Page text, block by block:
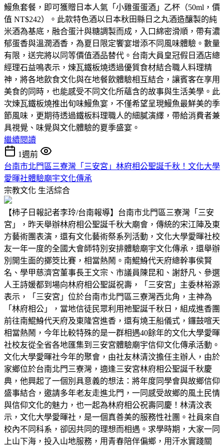
鰻魚套餐，即可獲贈日本人氣「小雞蛋蛋酒」乙杯（50ml，價
值 NT$242）。此款特色酒以日本秋田縣日之丸酒造釀製的純
米酒為基底，融合蛋汁與糖調製而成，入口綿密滑順，帶有濃
郁蛋香與溫潤酒香，為夏日限定饗宴增添不同風味體驗。數量
有限，送完將以同等價值酒品替代。台南大員皇冠假日酒店總
經理石益鳴表示，煉瓦鐵板燒透過優質食材結合職人料理精
神，將各地飲食文化與在地餐飲體驗相互結合，讓賓客在享用
美食的同時，也能感受不同文化所蘊含的故事與生活美學。此
次煉瓦鐵板燒推出旬味鰻魚宴，不僅希望呈現鰻魚最鮮美的季
節風味，更期待透過鐵板料理職人的細膩演繹，帶給消費者兼
具視覺、味覺與文化體驗的夏季盛宴。
繼續閱讀
1週前
台南市北門區三寮灣「三安宮」林府相公聖誕千秋！文化大學
愛暉社體驗廟宇文化傳承
宗教文化 生活綜合
【柿子日報記者李玲/台南報導】台南市北門區三寮灣「三安
宮」，昨天舉辦林府相公聖誕千秋大廟會，傳統的宋江陣及東
方藝術團表演，還有文化藝術祭系列活動，文化大學愛暉社校
友一年一度的全國大會師特別安排體驗廟宇文化傳承，還舉辦
別開生面的擲筊比賽，相當熱鬧。南鯤鯓代天府總幹事侯賢
名、學甲慈濟宮董事長王文宗、市議員陳昆和、謝舒凡、參選
人王詩媛都到場向林府相公聖誕祝壽，「三安宮」主委林裕源
表示，「三安宮」位於台南市北門區三寮灣西北角，主神為
「林府相公」，當地信徒民眾利用祂聖誕千秋日，組成進香團
前往南鯤鯓代天府及東隆宮進香，還有燒王船儀式，鑼鼓喧天
相當熱鬧，今年比較特殊的是一群相遇40餘年的文化大學愛暉
社校友從全省各地匯集到三安宮體驗廟宇信仰文化傳承活動。
文化大學愛暉社今年的聚會，由社友林清汶擔任主辦人，由於
家鄉位於台南北門三寮灣，適逢三安宮林府相公聖誕千秋慶
典，他興起了一個別具意義的想法：將年度同學會與故鄉信仰
盛事結合，邀請多年老友走進北門，一同感受故鄉的風土民情
與信仰文化的魅力，也一起為林府相公祝壽同慶！林清汶表
示，文化大學愛暉社，是一個真善美的服務性社團。社員來自
校內不同科系，卻因共同的理想而相遇。求學時期，大家一同
上山下海，投入山地服務，用青春陪伴偏鄉，用汗水實踐關